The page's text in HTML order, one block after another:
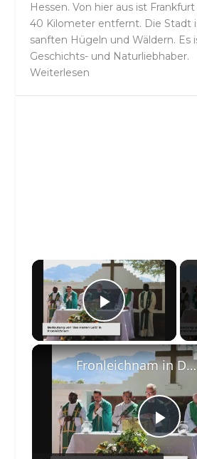
Hessen. Von hier aus ist
40 Kilometer entfernt. Die Stadt
sanften Hügeln und Wäldern. Es
Geschichts- und Naturliebhaber.
Weiterlesen
×
Play
Fronleichnam in Deutschland: Traditionen, Bedeutung und Bräuche